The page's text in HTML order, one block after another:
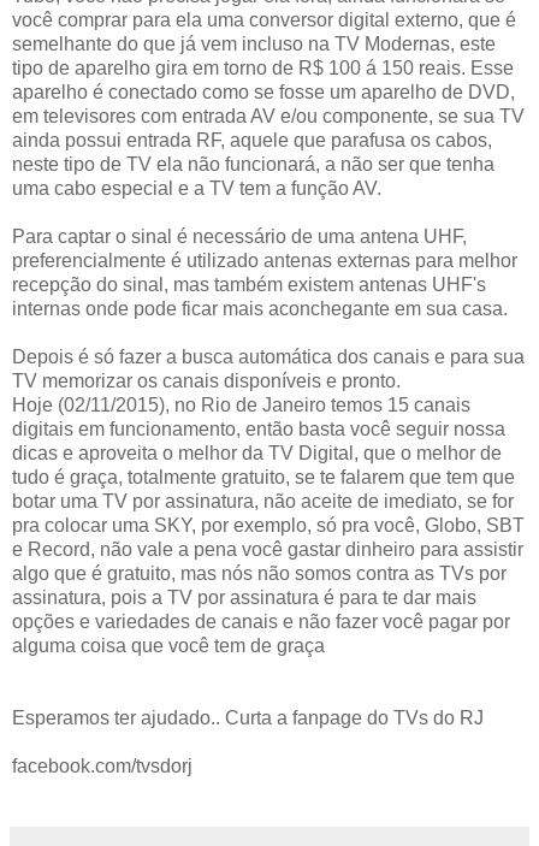
você comprar para ela uma conversor digital externo, que é
semelhante do que já vem incluso na TV Modernas, este
tipo de aparelho gira em torno de R$ 100 á 150 reais. Esse
aparelho é conectado como se fosse um aparelho de DVD,
em televisores com entrada AV e/ou componente, se sua TV
ainda possui entrada RF, aquele que parafusa os cabos,
neste tipo de TV ela não funcionará, a não ser que tenha
uma cabo especial e a TV tem a função AV.
Para captar o sinal é necessário de uma antena UHF,
preferencialmente é utilizado antenas externas para melhor
recepção do sinal, mas também existem antenas UHF's
internas onde pode ficar mais aconchegante em sua casa.
Depois é só fazer a busca automática dos canais e para sua
TV memorizar os canais disponíveis e pronto.
Hoje (02/11/2015), no Rio de Janeiro temos 15 canais
digitais em funcionamento, então basta você seguir nossa
dicas e aproveita o melhor da TV Digital, que o melhor de
tudo é graça, totalmente gratuito, se te falarem que tem que
botar uma TV por assinatura, não aceite de imediato, se for
pra colocar uma SKY, por exemplo, só pra você, Globo, SBT
e Record, não vale a pena você gastar dinheiro para assistir
algo que é gratuito, mas nós não somos contra as TVs por
assinatura, pois a TV por assinatura é para te dar mais
opções e variedades de canais e não fazer você pagar por
alguma coisa que você tem de graça
Esperamos ter ajudado.. Curta a fanpage do TVs do RJ
facebook.com/tvsdorj